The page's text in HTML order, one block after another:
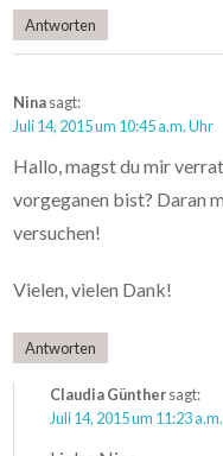
Antworten
Ninasagt:
Juli 14, 2015 um 10:45 a.m. Uhr
Hallo, magst du mir
vorgeganen bist? Daran
versuchen!
Vielen, vielen Dank!
Antworten
Claudia Günthersagt:
Juli 14, 2015 um 11:23